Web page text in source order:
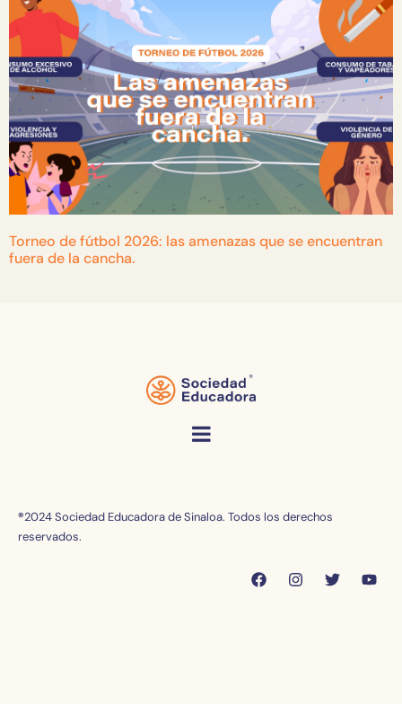
Torneo de fútbol 2026: las amenazas que se encuentran
fuera de la cancha.
®2024 Sociedad Educadora de Sinaloa. Todos los derechos
reservados.